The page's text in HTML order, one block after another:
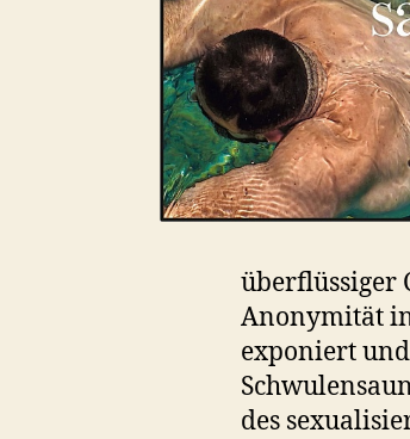
überflüssiger
Anonymität
exponiert
des